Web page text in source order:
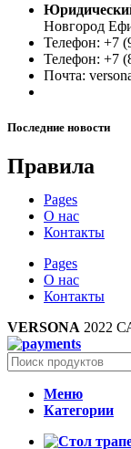
Новгород
Телефон: +7
Телефон: +7
Почта:
Последние новости
Правила
Pages
О нас
Контакты
Pages
О нас
Контакты
VERSONA 2022
Меню
Категории